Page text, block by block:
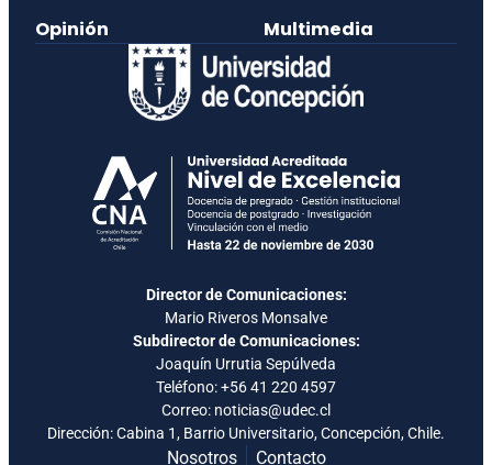
Opinión Multimedia
Director de Comunicaciones:
Mario Riveros Monsalve
Subdirector de Comunicaciones:
Joaquín Urrutia Sepúlveda
Teléfono:+56 41 220 4597
Correo: noticias@udec.cl
Dirección: Cabina 1, Barrio Universitario, Concepción, Chile.
Nosotros Contacto